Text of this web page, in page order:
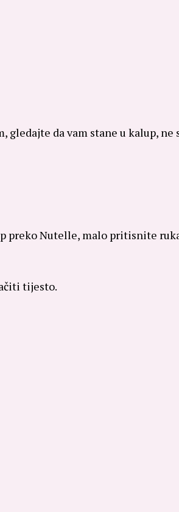
da vam stane u kalup,
preko Nutelle, malo pritisnite
tijesto.